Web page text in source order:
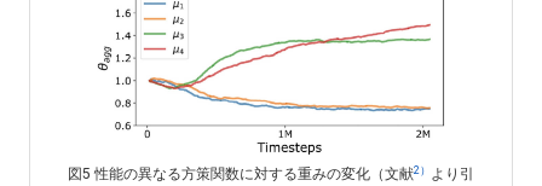
図5 性能の異なる方策関数に対する重みの変化（文献2） より引